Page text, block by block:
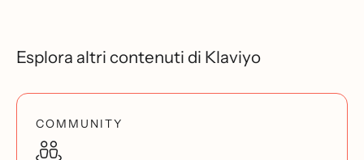
Esplora altri contenuti di Klaviyo
COMMUNITY